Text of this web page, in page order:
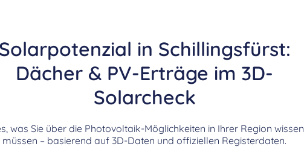
Solarpotenzial in Schillingsfürst:
Dächer & PV-Erträge im 3D-
Solarcheck
was Sie über die Photovoltaik-Möglichkeiten in Ihrer Region wissen
müssen – basierend auf 3D-Daten und offiziellen Registerdaten.